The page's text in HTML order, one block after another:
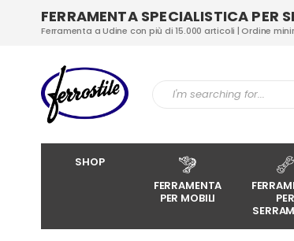
FERRAMENTA SPECIALISTICA PER
Ferramenta a Udine con più di 15.000 articoli | Ordine
SHOP
FERRAMENTA
PER MOBILI
PER